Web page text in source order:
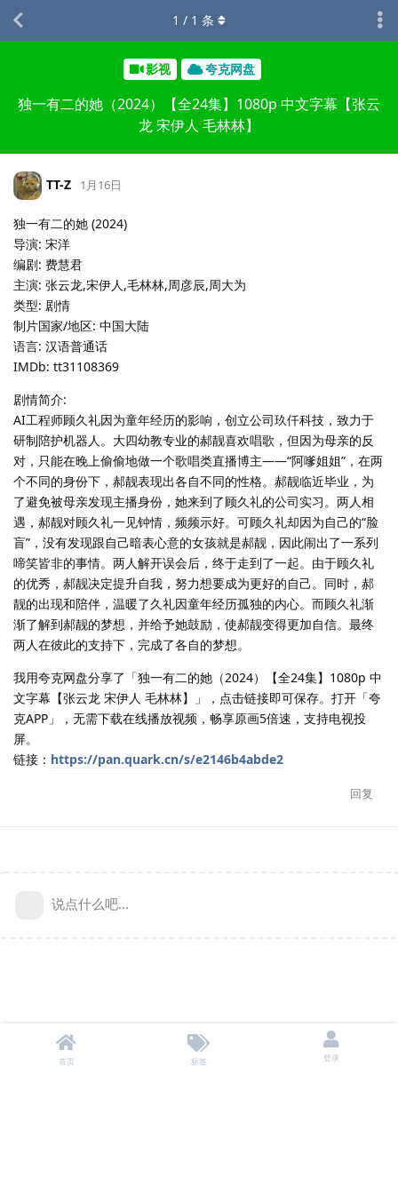
影视 夸克网盘
独一有二的她（2024）【全24集】1080p 中文字幕【张云
龙 宋伊人 毛林林】
1 / 1 条
TT-Z 1月16日
独一有二的她 (2024)
导演: 宋洋
编剧: 费慧君
主演: 张云龙,宋伊人,毛林林,周彦辰,周大为
类型: 剧情
制片国家/地区: 中国大陆
语言: 汉语普通话
IMDb: tt31108369
剧情简介:
AI工程师顾久礼因为童年经历的影响，创立公司玖仟科技，致力于
研制陪护机器人。大四幼教专业的郝靓喜欢唱歌，但因为母亲的反
对，只能在晚上偷偷地做一个歌唱类直播博主——“阿嗲姐姐”，在两
个不同的身份下，郝靓表现出各自不同的性格。郝靓临近毕业，为
了避免被母亲发现主播身份，她来到了顾久礼的公司实习。两人相
遇，郝靓对顾久礼一见钟情，频频示好。可顾久礼却因为自己的“脸
盲”，没有发现跟自己暗表心意的女孩就是郝靓，因此闹出了一系列
啼笑皆非的事情。两人解开误会后，终于走到了一起。由于顾久礼
的优秀，郝靓决定提升自我，努力想要成为更好的自己。同时，郝
靓的出现和陪伴，温暖了久礼因童年经历孤独的内心。而顾久礼渐
渐了解到郝靓的梦想，并给予她鼓励，使郝靓变得更加自信。最终
两人在彼此的支持下，完成了各自的梦想。
我用夸克网盘分享了「独一有二的她（2024）【全24集】1080p 中
文字幕【张云龙 宋伊人 毛林林】」，点击链接即可保存。打开「夸
克APP」，无需下载在线播放视频，畅享原画5倍速，支持电视投
屏。
链接： https://pan.quark.cn/s/e2146b4abde2
回复
说点什么吧...
首页 标签 登录